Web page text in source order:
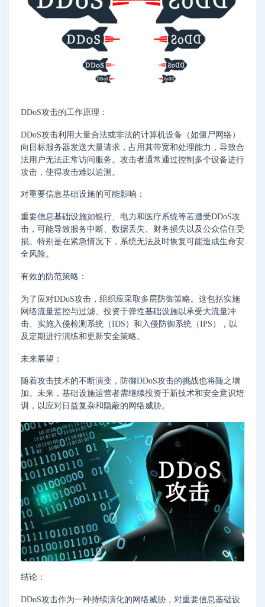
DDoS攻击的工作原理：
DDoS攻击利用大量合法或非法的计算机设备（如僵尸网络）
向目标服务器发送大量请求，占用其带宽和处理能力，导致合
法用户无法正常访问服务。攻击者通常通过控制多个设备进行
攻击，使得攻击难以追溯。
对重要信息基础设施的可能影响：
重要信息基础设施如银行、电力和医疗系统等若遭受DDoS攻
击，可能导致服务中断、数据丢失、财务损失以及公众信任受
损。特别是在紧急情况下，系统无法及时恢复可能造成生命安
全风险。
有效的防范策略：
为了应对DDoS攻击，组织应采取多层防御策略。这包括实施
网络流量监控与过滤、投资于弹性基础设施以承受大流量冲
击、实施入侵检测系统（IDS）和入侵防御系统（IPS），以
及定期进行演练和更新安全策略。
未来展望：
随着攻击技术的不断演变，防御DDoS攻击的挑战也将随之增
加。未来，基础设施运营者需继续投资于新技术和安全意识培
训，以应对日益复杂和隐蔽的网络威胁。
结论：
DDoS攻击作为一种持续演化的网络威胁，对重要信息基础设